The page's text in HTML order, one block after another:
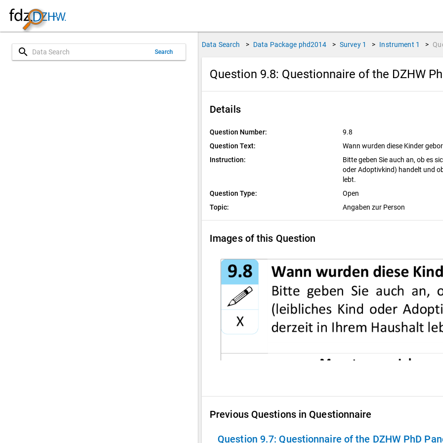
search Search
Data Search > Data Package phd2014 > Survey 1 > Instrument 1 >
Question 9.8: Questionnaire of the DZHW
Details
Question Number:
9.8
Question Text:
Wann wurden diese Kinder
Instruction:
Bitte geben Sie auch an, ob es
oder Adoptivkind) handelt und
lebt.
Question Type:
Open
Topic:
Angaben zur Person
Images of this Question
Previous Questions in Questionnaire
Question 9.7: Questionnaire of the DZHW PhD